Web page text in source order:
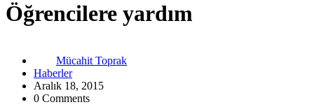
Öğrencilere yardım
Mücahit Toprak
Haberler
Aralık 18, 2015
0 Comments